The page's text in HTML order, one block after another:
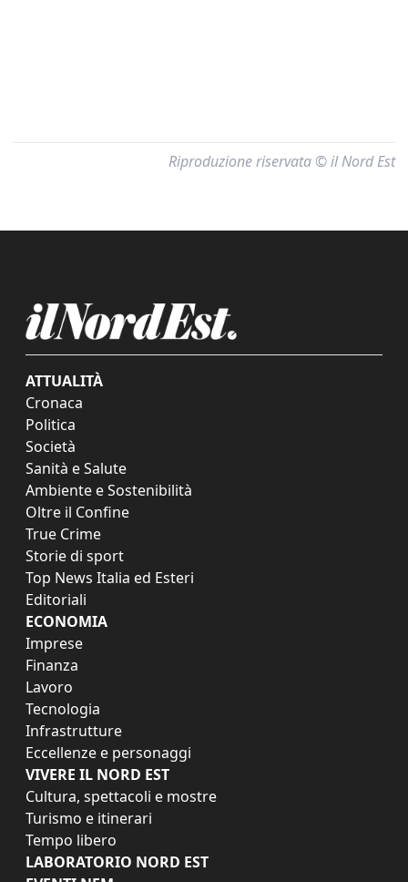
Riproduzione riservata © il Nord Est
ATTUALITÀ
Cronaca
Politica
Società
Sanità e Salute
Ambiente e Sostenibilità
Oltre il Confine
True Crime
Storie di sport
Top News Italia ed Esteri
Editoriali
ECONOMIA
Imprese
Finanza
Lavoro
Tecnologia
Infrastrutture
Eccellenze e personaggi
VIVERE IL NORD EST
Cultura, spettacoli e mostre
Turismo e itinerari
Tempo libero
LABORATORIO NORD EST